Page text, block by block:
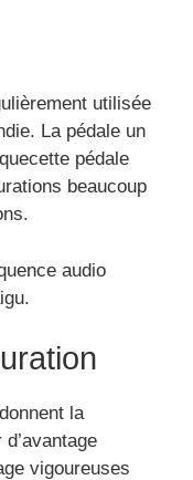
utilisée
La pédale un
pédale
beaucoup
audio
la
vigoureuses